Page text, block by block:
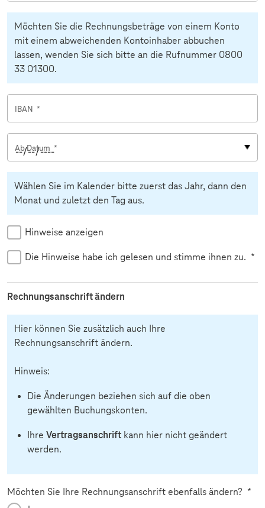
Möchten Sie die Rechnungsbeträge von einem Konto
mit einem abweichenden Kontoinhaber abbuchen
lassen, wenden Sie sich bitte an die Rufnummer 0800
33 01300.
IBAN *
Ab Datum *
Wählen Sie im Kalender bitte zuerst das Jahr, dann den
Monat und zuletzt den Tag aus.
Hinweise anzeigen
Die Hinweise habe ich gelesen und stimme ihnen zu. *
Rechnungsanschrift ändern
Hier können Sie zusätzlich auch Ihre
Rechnungsanschrift ändern.
Hinweis:
Die Änderungen beziehen sich auf die oben
gewählten Buchungskonten.
Ihre Vertragsanschriftkann hier nicht geändert
werden.
Möchten Sie Ihre Rechnungsanschrift ebenfalls ändern? *